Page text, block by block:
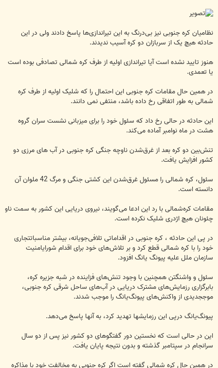
نظامیان کره جنوبی نیز بی‌درنگ به این تیراندازی‌ها پاسخ دادند ولی در این
حادثه هیچ یک از سربازان دو کره آسیب ندیدند.
هنوز تایید نشده است آیا تیراندازی اولیه از طرف کره شمالی تصادفی بوده است
یا تعمدی.
در همین حال مقامات کره جنوبی این احتمال را که شلیک اولیه از طرف کره
شمالی به طور اتفاقی رخ داده باشد، منتفی نمی دانند.
این حادثه در حالی رخ داد که سئول خود را برای میزبانی نشست سران گروه
هشت در ماه نوامبر آماده می‌کند.
تنش‌بین دو کره بعد از غرق‌شدن ناوچه جنگی کره جنوبی در آب های مرزی دو
کشور افزایش یافت.
سئول، کره شمالی را مسئول غرق‌شدن این کشتی جنگی و مرگ 42 ملوان آن
دانسته است.
مقامات کره‌شمالی با رد این ادعا می‌گویند، نیروی دریایی این کشور به سمت ناو
چئونان هیچ اژدری شلیک نکرده است.
در پی این حادثه ، کره جنوبی در اقداماتی تلافی‌جویانه، بیشتر مناسباتتجاری
خود را با کره شمالی قطع كرد و بر تلاش‌های خود برای اقدام شورایامنیت
سازمان ملل علیه پیونگ یانگ افزود.
سئول و واشنگتن همچنین با وجود تنش‌های فزاینده در شبه جزیره کره،
بابرگزاری رزمایش‌های مشترک دریایی در آب‌های ساحل شرقی کره جنوبی،
موججدیدی از واکنش‌های پیونگ‌یانگ را موجب شدند.
پیونگ‌یانگ درپی این رزمایش‎ها تهدید کرد، به آنها پاسخ می‌دهد.
این در حالی است كه نخستین دور گفتگوهای دو کشور نیز پس از دو سال
سرانجام در سپتامبر گذشته و بدون نتیجه پایان یافت.
در همین حال کره شمالی گفته است اگر کره جنوبی به مخالفت خود با مذاکره